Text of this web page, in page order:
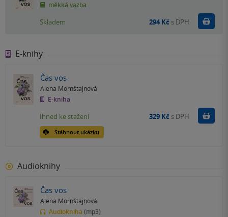
měkká vazba
Skladem 294 Kč s DPH
E-knihy
Čas vos
Alena Mornštajnová
E-kniha
Stáhnout ukázku
Ihned ke stažení 329 Kč s DPH Koupit
Audioknihy
Čas vos
Alena Mornštajnová
Audiokniha (mp3)